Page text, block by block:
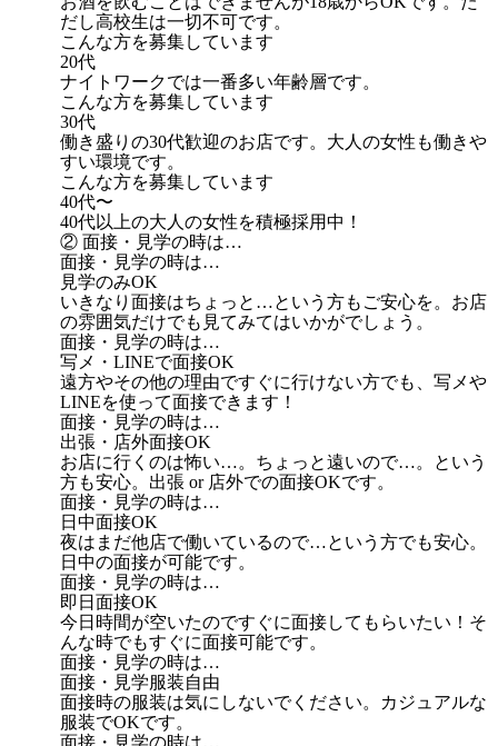
だし高校生は一切不可です。
こんな方を募集しています
20代
ナイトワークでは一番多い年齢層です。
こんな方を募集しています
30代
働き盛りの30代歓迎のお店です。大人の女性も働きや
すい環境です。
こんな方を募集しています
40代〜
40代以上の大人の女性を積極採用中！
② 面接・見学の時は…
面接・見学の時は…
見学のみOK
いきなり面接はちょっと…という方もご安心を。お店
の雰囲気だけでも見てみてはいかがでしょう。
面接・見学の時は…
写メ・LINEで面接OK
遠方やその他の理由ですぐに行けない方でも、写メや
LINEを使って面接できます！
面接・見学の時は…
出張・店外面接OK
お店に行くのは怖い…。ちょっと遠いので…。という
方も安心。出張 or 店外での面接OKです。
面接・見学の時は…
日中面接OK
夜はまだ他店で働いているので…という方でも安心。
日中の面接が可能です。
面接・見学の時は…
即日面接OK
今日時間が空いたのですぐに面接してもらいたい！そ
んな時でもすぐに面接可能です。
面接・見学の時は…
面接・見学服装自由
面接時の服装は気にしないでください。カジュアルな
服装でOKです。
面接・見学の時は…